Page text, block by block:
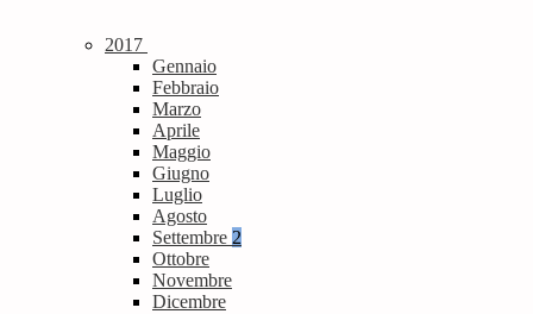
2017
Gennaio
Febbraio
Marzo
Aprile
Maggio
Giugno
Luglio
Agosto
Settembre 2
Ottobre
Novembre
Dicembre